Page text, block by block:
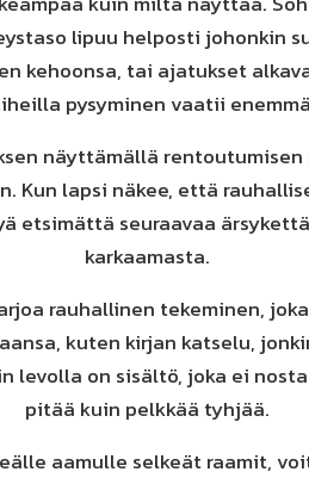
lipuu helposti johonkin
kehoonsa, tai ajatukset
pysyminen vaatii
näyttämällä
Kun lapsi näkee, että
etsimättä seuraavaa
karkaamasta.
rauhallinen tekeminen,
kuten kirjan katselu,
levolla on sisältö, joka ei
pitää kuin pelkkää tyhjää.
aamulle selkeät raamit,